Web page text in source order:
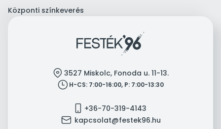
Központi színkeverés
location 3527 Miskolc, Fonoda u. 11-13.
clock H-CS: 7:00-16:00, P: 7:00-13:30
mobile +36-70-319-4143
mail kapcsolat@festek96.hu